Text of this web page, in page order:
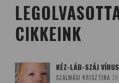
CIKKEINK
KÉZ-LÁB-SZÁJ
SZALMÁSI KRISZTINA